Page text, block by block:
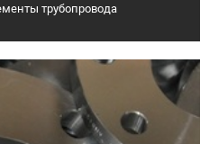
трубопровода